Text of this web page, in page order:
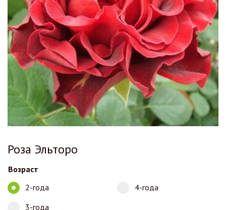
Роза Эльторо
Возраст
2-года
3-года
4-года